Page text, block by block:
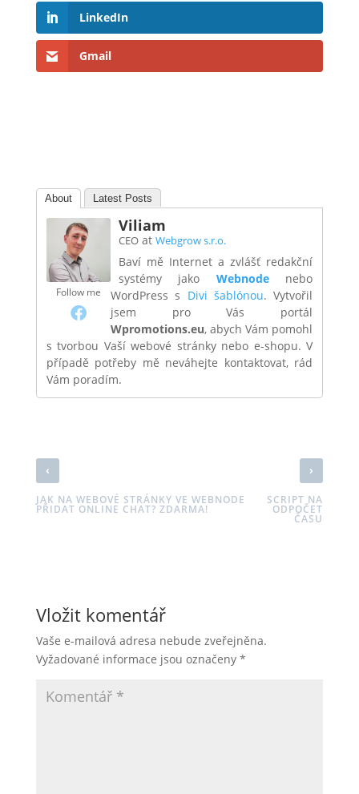
LinkedIn
Gmail
About Latest Posts
Follow me
Viliam
CEOat Webgrow s.r.o.
Baví mě Internet a zvlášť redakční
systémy jako Webnodenebo
WordPress s Divi šablónou. Vytvořil
jsem pro Vás portál
Wpromotions.eu, abych Vám pomohl
s tvorbou Vaší webové stránky nebo e-shopu. V
případě potřeby mě neváhejte kontaktovat, rád
Vám poradím.
‹
JAK NA WEBOVÉ STRÁNKY VE WEBNODE
PŘIDAT ONLINE CHAT? ZDARMA!
›
SCRIPT NA
ODPOČET
ČASU
Vložit komentář
Vaše e-mailová adresa nebude zveřejněna.
Vyžadované informace jsou označeny *